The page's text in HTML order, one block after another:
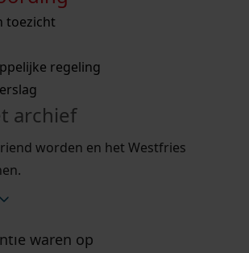
weg met een aantal zoektips.
weg met een aantal zoektips.
toezicht
regeling
archief
worden en het Westfries
is in 1812 ontstaan.
van de vroegere gemeente
toen gevoegd bij de nieuw
Andijk, het zuidelijk deel
de nieuwe gemeente
De gemeentelijke herindeling van
Bovenkarspel geen gevolgen.
waren op